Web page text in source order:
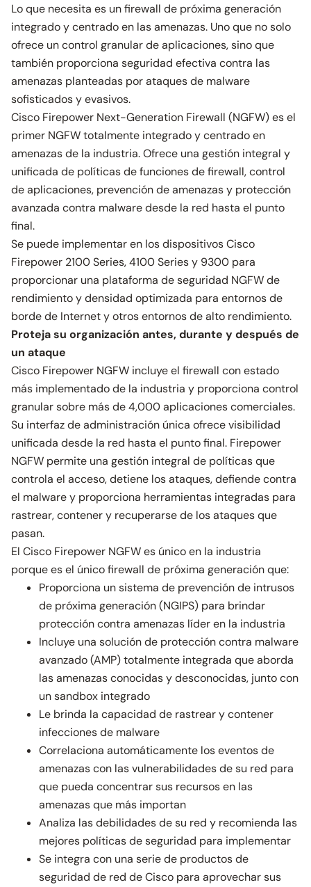
Lo que necesita es un firewall de próxima generación
integrado y centrado en las amenazas. Uno que no solo
ofrece un control granular de aplicaciones, sino que
también proporciona seguridad efectiva contra las
amenazas planteadas por ataques de malware
sofisticados y evasivos.
Cisco Firepower Next-Generation Firewall (NGFW) es el
primer NGFW totalmente integrado y centrado en
amenazas de la industria. Ofrece una gestión integral y
unificada de políticas de funciones de firewall, control
de aplicaciones, prevención de amenazas y protección
avanzada contra malware desde la red hasta el punto
final.
Se puede implementar en los dispositivos Cisco
Firepower 2100 Series, 4100 Series y 9300 para
proporcionar una plataforma de seguridad NGFW de
rendimiento y densidad optimizada para entornos de
borde de Internet y otros entornos de alto rendimiento.
Proteja su organización antes, durante y después de
un ataque
Cisco Firepower NGFW incluye el firewall con estado
más implementado de la industria y proporciona control
granular sobre más de 4,000 aplicaciones comerciales.
Su interfaz de administración única ofrece visibilidad
unificada desde la red hasta el punto final. Firepower
NGFW permite una gestión integral de políticas que
controla el acceso, detiene los ataques, defiende contra
el malware y proporciona herramientas integradas para
rastrear, contener y recuperarse de los ataques que
pasan.
El Cisco Firepower NGFW es único en la industria
porque es el único firewall de próxima generación que:
Proporciona un sistema de prevención de intrusos
de próxima generación (NGIPS) para brindar
protección contra amenazas líder en la industria
Incluye una solución de protección contra malware
avanzado (AMP) totalmente integrada que aborda
las amenazas conocidas y desconocidas, junto con
un sandbox integrado
Le brinda la capacidad de rastrear y contener
infecciones de malware
Correlaciona automáticamente los eventos de
amenazas con las vulnerabilidades de su red para
que pueda concentrar sus recursos en las
amenazas que más importan
Analiza las debilidades de su red y recomienda las
mejores políticas de seguridad para implementar
Se integra con una serie de productos de
seguridad de red de Cisco para aprovechar sus